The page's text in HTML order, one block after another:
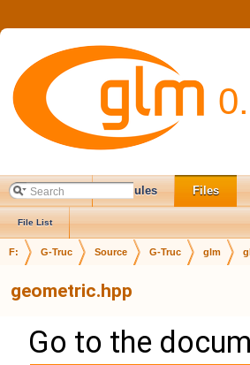
Main Page Modules Files
File List
F: G-Truc Source G-Truc glm
geometric.hpp
Go to the